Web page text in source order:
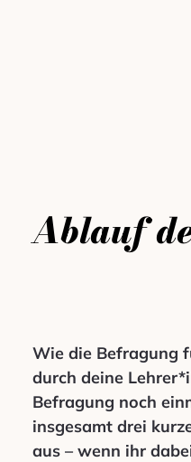
Ablauf
Wie die Befragung
durch deine
Befragung noch
insgesamt drei
aus – wenn ihr